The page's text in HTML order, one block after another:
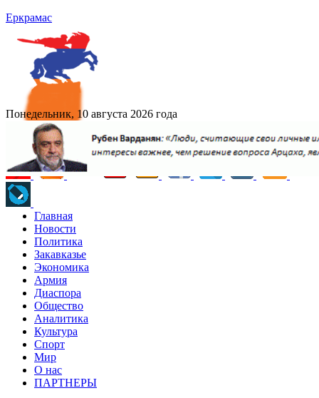
Еркрамас
Понедельник, 10 августа 2026 года
Главная
Новости
Политика
Закавказье
Экономика
Армия
Диаспора
Общество
Аналитика
Культура
Спорт
Мир
О нас
ПАРТНЕРЫ